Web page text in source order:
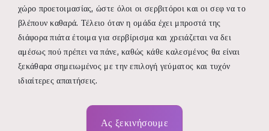
χώρο προετοιμασίας, ώστε όλοι οι σερβιτόροι και οι σεφ να το
βλέπουν καθαρά. Τέλειο όταν η ομάδα έχει μπροστά της
διάφορα πιάτα έτοιμα για σερβίρισμα και χρειάζεται να δει
αμέσως πού πρέπει να πάνε, καθώς κάθε καλεσμένος θα είναι
ξεκάθαρα σημειωμένος με την επιλογή γεύματος και τυχόν
ιδιαίτερες απαιτήσεις.
Ας ξεκινήσουμε